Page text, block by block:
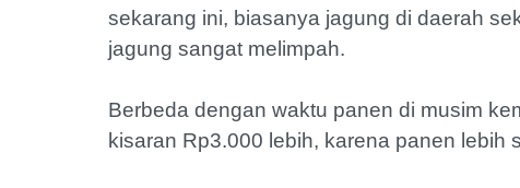
sekarang ini, biasanya jagung di daerah
jagung sangat melimpah.
Berbeda dengan waktu panen di musim
kisaran Rp3.000 lebih, karena panen lebih